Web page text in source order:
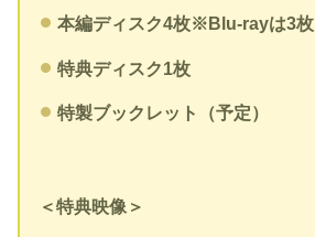
本編ディスク4枚※Blu-rayは3枚
特典ディスク1枚
特製ブックレット（予定）
＜特典映像＞